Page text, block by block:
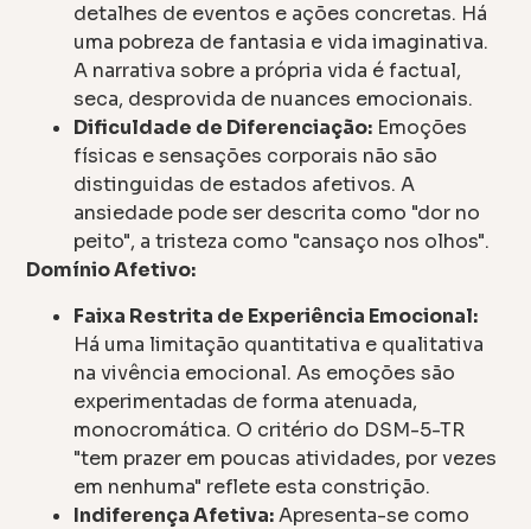
detalhes de eventos e ações concretas. Há
uma pobreza de fantasia e vida imaginativa.
A narrativa sobre a própria vida é factual,
seca, desprovida de nuances emocionais.
Dificuldade de Diferenciação: Emoções
físicas e sensações corporais não são
distinguidas de estados afetivos. A
ansiedade pode ser descrita como "dor no
peito", a tristeza como "cansaço nos olhos".
Domínio Afetivo:
Faixa Restrita de Experiência Emocional:
Há uma limitação quantitativa e qualitativa
na vivência emocional. As emoções são
experimentadas de forma atenuada,
monocromática. O critério do DSM-5-TR
"tem prazer em poucas atividades, por vezes
em nenhuma" reflete esta constrição.
Indiferença Afetiva:Apresenta-se como